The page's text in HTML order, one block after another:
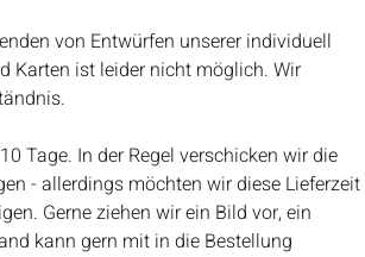
von Entwürfen unserer individuell
Karten ist leider nicht möglich. Wir
Tage. In der Regel verschicken wir die
- allerdings möchten wir diese Lieferzeit
Gerne ziehen wir ein Bild vor, ein
kann gern mit in die Bestellung